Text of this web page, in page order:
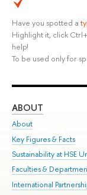
Have you spotted a
Highlight it, click
help!
To be used only for
ABOUT
About
Key Figures & Facts
Sustainability at HSE
Faculties &
International